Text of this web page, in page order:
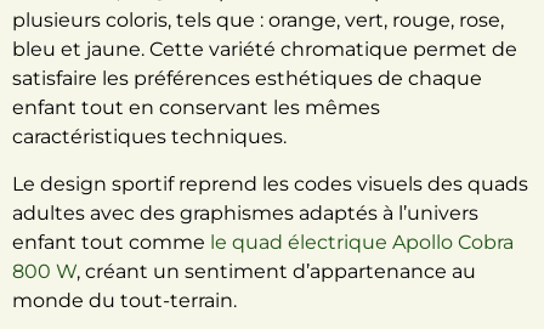
plusieurs coloris, tels que : orange, vert, rouge, rose,
bleu et jaune. Cette variété chromatique permet de
satisfaire les préférences esthétiques de chaque
enfant tout en conservant les mêmes
caractéristiques techniques.
Le design sportif reprend les codes visuels des quads
adultes avec des graphismes adaptés à l’univers
enfant tout comme le quad électrique Apollo Cobra
800 W, créant un sentiment d’appartenance au
monde du tout-terrain.